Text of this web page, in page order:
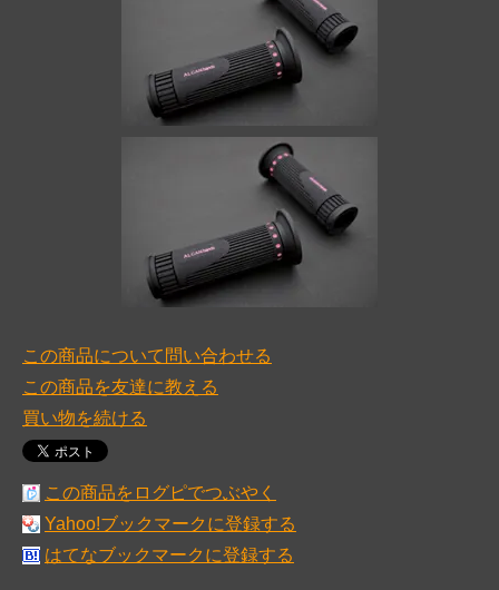
この商品について問い合わせる
この商品を友達に教える
買い物を続ける
この商品をログピでつぶやく
Yahoo!ブックマークに登録する
はてなブックマークに登録する